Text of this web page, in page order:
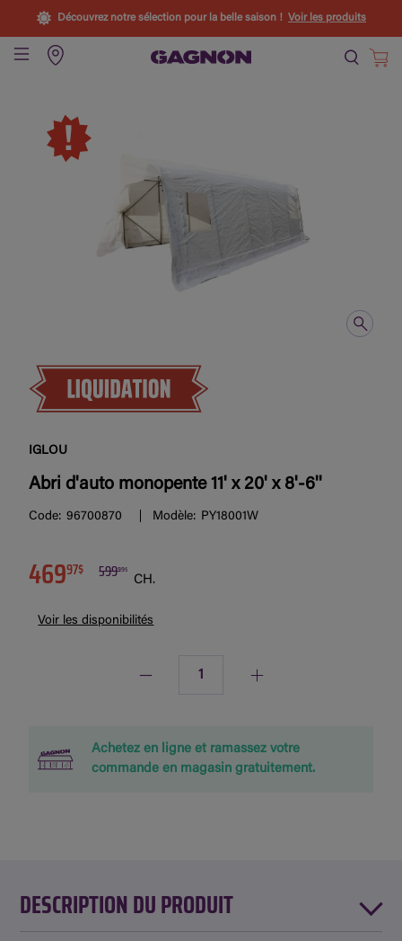
Découvrez notre sélection pour la belle saison ! Voir les produits
IGLOU
Abri d'auto monopente 11' x 20' x 8'-6''
Code: 96700870 Modèle: PY18001W
46997$ 59999$
CH.
Voir les disponibilités
Achetez en ligne et ramassez votre
commande en magasin gratuitement.
DESCRIPTION DU PRODUIT